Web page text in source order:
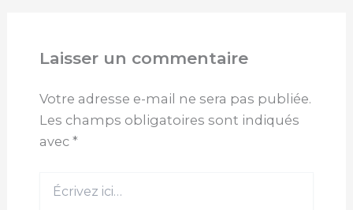
Laisser un commentaire
Votre adresse e-mail ne sera pas publiée.
Les champs obligatoires sont indiqués
avec *
ici…